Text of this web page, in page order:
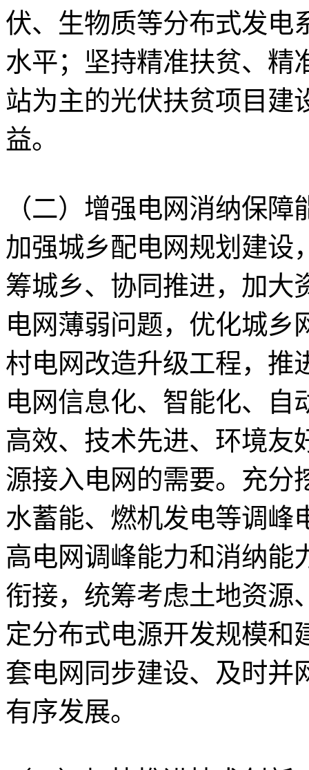
伏、生物质等分布式发电
水平；坚持精准扶贫、精
站为主的光伏扶贫项目建
益。
（二）增强电网消纳保障
加强城乡配电网规划建设
筹城乡、协同推进，加大
电网薄弱问题，优化城乡
村电网改造升级工程，推
电网信息化、智能化、自
高效、技术先进、环境友
源接入电网的需要。充分
水蓄能、燃机发电等调峰
高电网调峰能力和消纳能
衔接，统筹考虑土地资源
定分布式电源开发规模和
套电网同步建设、及时并
有序发展。